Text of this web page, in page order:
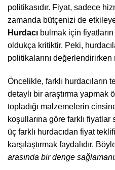
politikasıdır. Fiyat, sadece
zamanda bütçenizi de
Hurdacı bulmak için
oldukça kritiktir. Peki,
politikalarını
Öncelikle, farklı hurdacıların
detaylı bir araştırma yapmak
topladığı malzemelerin
koşullarına göre farklı
üç farklı hurdacıdan fiyat
karşılaştırmak faydalıdır.
arasında bir denge